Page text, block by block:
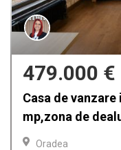
479.000 €
Casa de
mp,zona de
Oradea